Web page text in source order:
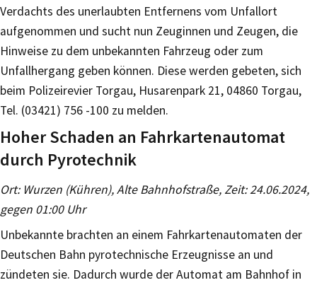
Verdachts des unerlaubten Entfernens vom Unfallort
aufgenommen und sucht nun Zeuginnen und Zeugen, die
Hinweise zu dem unbekannten Fahrzeug oder zum
Unfallhergang geben können. Diese werden gebeten, sich
beim Polizeirevier Torgau, Husarenpark 21, 04860 Torgau,
Tel. (03421) 756 -100 zu melden.
Hoher Schaden an Fahrkartenautomat
durch Pyrotechnik
Ort: Wurzen (Kühren), Alte Bahnhofstraße, Zeit: 24.06.2024,
gegen 01:00 Uhr
Unbekannte brachten an einem Fahrkartenautomaten der
Deutschen Bahn pyrotechnische Erzeugnisse an und
zündeten sie. Dadurch wurde der Automat am Bahnhof in